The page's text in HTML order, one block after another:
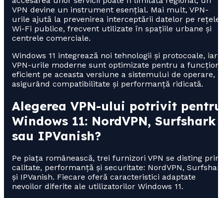
VPN devine un instrument esențial. Mai mult, VPN-
urile ajută la prevenirea interceptării datelor pe rețele
Wi-Fi publice, frecvent utilizate în spațiile urbane și
centrele comerciale.
Windows 11 integrează noi tehnologii și protocoale, iar
VPN-urile moderne sunt optimizate pentru a
eficient pe aceasta versiune a sistemului de operare,
asigurând compatibilitate și performanță ridicată.
Alegerea VPN-ului potrivit pentru
Windows 11: NordVPN, Surfshark
sau IPVanish?
Pe piața românească, trei furnizori VPN se disting prin
calitate, performanță și securitate: NordVPN,
și IPVanish. Fiecare oferă caracteristici adaptate
nevoilor diferite ale utilizatorilor Windows 11.